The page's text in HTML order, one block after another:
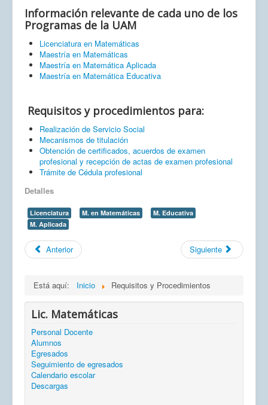
Información relevante de cada uno de los
Programas de la UAM
Licenciatura en Matemáticas
Maestría en Matemáticas
Maestría en Matemática Aplicada
Maestría en Matemática Educativa
Requisitos y procedimientos para:
Realización de Servicio Social
Mecanismos de titulación
Obtención de certificados, acuerdos de examen
profesional y recepción de actas de examen profesional
Trámite de Cédula profesional
Detalles
Licenciatura M. en Matemáticas
M. Educativa
M. Aplicada
Anterior Siguiente
Está aquí: Inicio Requisitos y Procedimientos
Lic. Matemáticas
Personal Docente
Alumnos
Egresados
Seguimiento de egresados
Calendario escolar
Descargas